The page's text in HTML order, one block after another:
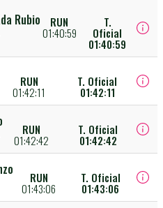
Rubio
RUN
01:40:59
T.
Oficial
01:40:59
RUN
01:42:11
T. Oficial
01:42:11
RUN
01:42:42
T. Oficial
01:42:42
RUN
01:43:06
T. Oficial
01:43:06